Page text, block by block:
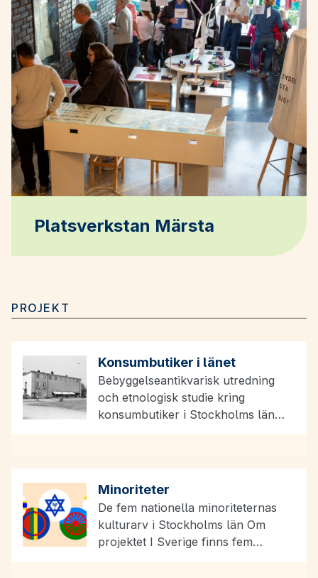
Platsverkstan Märsta
PROJEKT
Konsumbutiker i länet
Bebyggelseantikvarisk utredning
och etnologisk studie kring
konsumbutiker i Stockholms län
Minoriteter
De fem nationella minoriteternas
kulturarv i Stockholms län Om
projektet I Sverige finns fem